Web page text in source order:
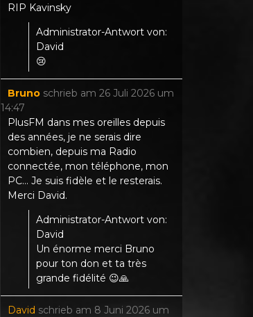
RIP Kavinsky
Administrator-Antwort von:
David
😢
Bruno schrieb am 26 Juli 2026 um
14:47
PlusFM dans mes oreilles depuis
des années, je ne serais dire
combien, depuis ma Radio
connectée, mon téléphone, mon
PC... Je suis fidèle et le resterais.
Merci David.
Administrator-Antwort von:
David
Un énorme merci Bruno
pour ton don et ta très
grande fidélité 😉🙏
David schrieb am 8 Juni 2026 um